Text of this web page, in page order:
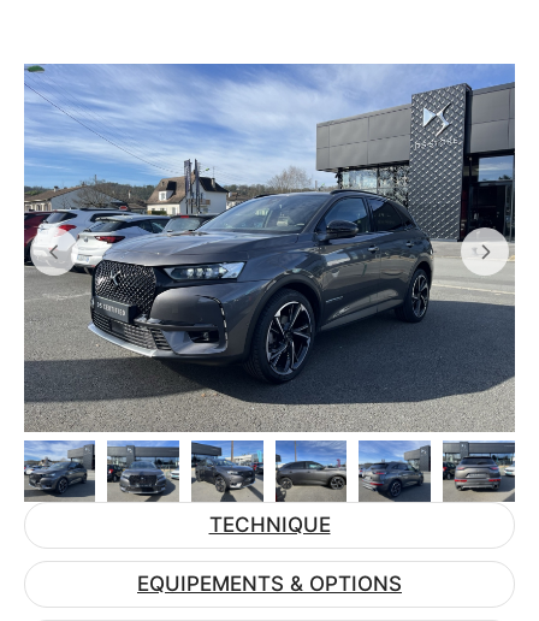
TECHNIQUE
EQUIPEMENTS & OPTIONS